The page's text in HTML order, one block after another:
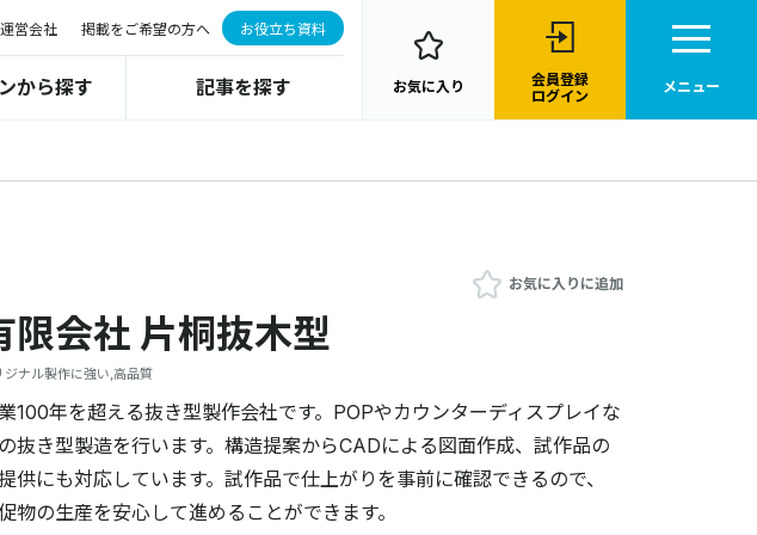
運営会社 掲載をご希望の方へ お役立ち資料
から探す 記事を探す お気に入り
会員登録
ログイン
メニュー
お気に入りに追加
限会社 片桐抜木型
ジナル製作に強い,高品質
100年を超える抜き型製作会社です。POPやカウンターディスプレイな
抜き型製造を行います。構造提案からCADによる図面作成、試作品の
供にも対応しています。試作品で仕上がりを事前に確認できるので、
物の生産を安心して進めることができます。